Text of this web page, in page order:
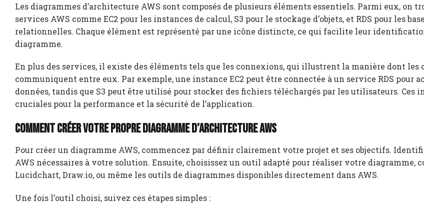
Les diagrammes d’architecture AWS sont composés de plusieurs éléments essentiels. Parmi eux, on
services AWS comme EC2 pour les instances de calcul, S3 pour le stockage d’objets, et RDS pour les
relationnelles. Chaque élément est représenté par une icône distincte, ce qui facilite leur
diagramme.
En plus des services, il existe des éléments tels que les connexions, qui illustrent la manière dont les
communiquent entre eux. Par exemple, une instance EC2 peut être connectée à un service RDS pour
données, tandis que S3 peut être utilisé pour stocker des fichiers téléchargés par les utilisateurs. Ces
cruciales pour la performance et la sécurité de l’application.
Comment créer votre propre diagramme d’architecture AWS
Pour créer un diagramme AWS, commencez par définir clairement votre projet et ses objectifs.
AWS nécessaires à votre solution. Ensuite, choisissez un outil adapté pour réaliser votre diagramme,
Lucidchart, Draw.io, ou même les outils de diagrammes disponibles directement dans AWS.
Une fois l’outil choisi, suivez ces étapes simples :